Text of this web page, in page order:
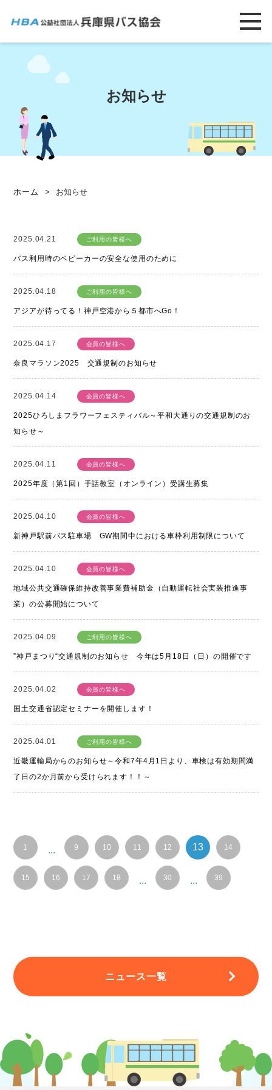
お知らせ
ホーム > お知らせ
2025.04.21 ご利用の皆様へ
バス利用時のベビーカーの安全な使用のために
2025.04.18 ご利用の皆様へ
アジアが待ってる！神戸空港から５都市へGo！
2025.04.17 会員の皆様へ
奈良マラソン2025 交通規制のお知らせ
2025.04.14 会員の皆様へ
2025ひろしまフラワーフェスティバル～平和大通りの交通規制のお
知らせ～
2025.04.11 会員の皆様へ
2025年度（第1回）手話教室（オンライン）受講生募集
2025.04.10 会員の皆様へ
新神戸駅前バス駐車場 GW期間中における車枠利用制限について
2025.04.10 会員の皆様へ
地域公共交通確保維持改善事業費補助金（自動運転社会実装推進事
業）の公募開始について
2025.04.09 ご利用の皆様へ
”神戸まつり“交通規制のお知らせ 今年は5月18日（日）の開催です
2025.04.02 会員の皆様へ
国土交通省認定セミナーを開催します！
2025.04.01 ご利用の皆様へ
近畿運輸局からのお知らせ～令和7年4月1日より、車検は有効期間満
了日の2か月前から受けられます！！～
1 ... 9 10 11 12 13 14
15 16 17 18 ... 30 ... 39
ニュース一覧